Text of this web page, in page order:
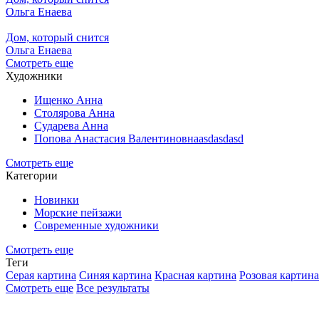
Ольга Енаева
Дом, который снится
Ольга Енаева
Смотреть еще
Художники
Ищенко Анна
Столярова Анна
Сударева Анна
Попова Анастасия Валентиновнаasdasdasd
Смотреть еще
Категории
Новинки
Морские пейзажи
Современные художники
Смотреть еще
Теги
Серая картина Синяя картина Красная картина Розовая картина
Смотреть еще Все результаты